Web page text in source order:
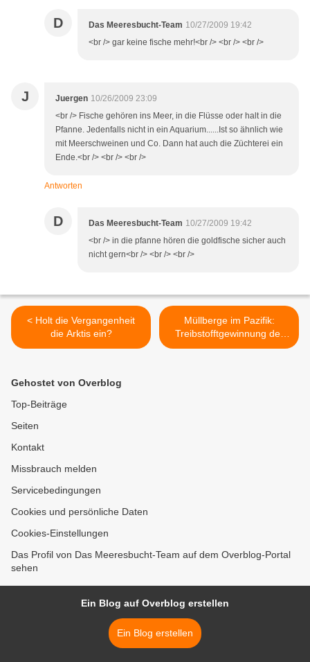
D Das Meeresbucht-Team 10/27/2009 19:42
<br /> gar keine fische mehr!<br /> <br /> <br />
J Juergen 10/26/2009 23:09
<br /> Fische gehören ins Meer, in die Flüsse oder halt in die
Pfanne. Jedenfalls nicht in ein Aquarium......Ist so ähnlich wie
mit Meerschweinen und Co. Dann hat auch die Züchterei ein
Ende.<br /> <br /> <br />
Antworten
D Das Meeresbucht-Team 10/27/2009 19:42
<br /> in die pfanne hören die goldfische sicher auch
nicht gern<br /> <br /> <br />
< Holt die Vergangenheit
die Arktis ein?
Müllberge im Pazifik:
Treibstofftgewinnung der
Umwelt zu Gute? >
Gehostet von Overblog
Top-Beiträge
Seiten
Kontakt
Missbrauch melden
Servicebedingungen
Cookies und persönliche Daten
Cookies-Einstellungen
Das Profil von Das Meeresbucht-Team auf dem Overblog-Portal
sehen
Ein Blog auf Overblog erstellen
Ein Blog erstellen